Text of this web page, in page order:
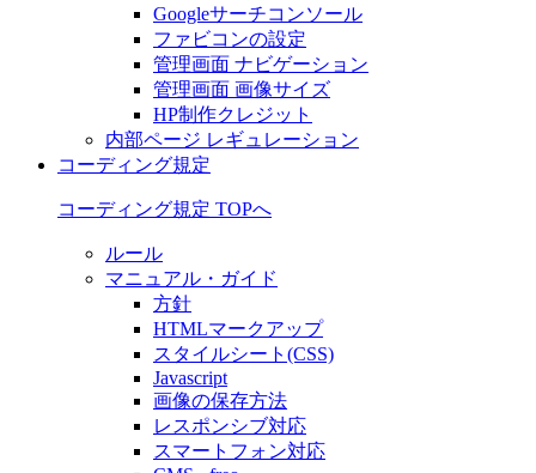
Googleサーチコンソール
ファビコンの設定
管理画面 ナビゲーション
管理画面 画像サイズ
HP制作クレジット
内部ページ レギュレーション
コーディング規定
コーディング規定 TOPへ
ルール
マニュアル・ガイド
方針
HTMLマークアップ
スタイルシート(CSS)
Javascript
画像の保存方法
レスポンシブ対応
スマートフォン対応